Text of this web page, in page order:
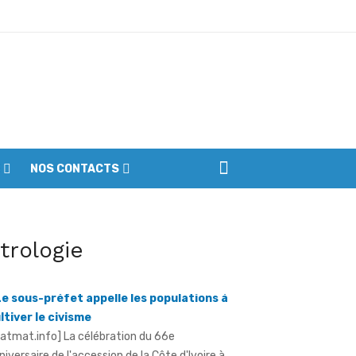
NOS CONTACTS
sous-préfet appelle les populations à
de l'accession de la Côte d'Ivoire à
le vendredi 7 août 2026, à ...
déclarée contre l'orpaillage illicite